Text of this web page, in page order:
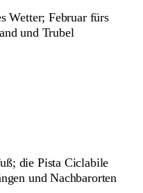
Wetter; Februar fürs
und Trubel
die Pista Ciclabile
und Nachbarorten